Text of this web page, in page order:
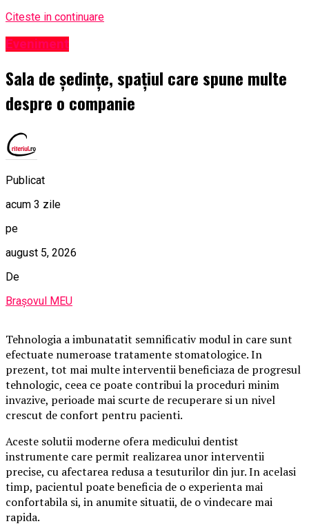
Citeste in continuare
Eveniment
Sala de ședințe, spațiul care spune multe
despre o companie
Publicat
acum 3 zile
pe
august 5, 2026
De
Brașovul MEU
Tehnologia a imbunatatit semnificativ modul in care sunt
efectuate numeroase tratamente stomatologice. In
prezent, tot mai multe interventii beneficiaza de progresul
tehnologic, ceea ce poate contribui la proceduri minim
invazive, perioade mai scurte de recuperare si un nivel
crescut de confort pentru pacienti.
Aceste solutii moderne ofera medicului dentist
instrumente care permit realizarea unor interventii
precise, cu afectarea redusa a tesuturilor din jur. In acelasi
timp, pacientul poate beneficia de o experienta mai
confortabila si, in anumite situatii, de o vindecare mai
rapida.